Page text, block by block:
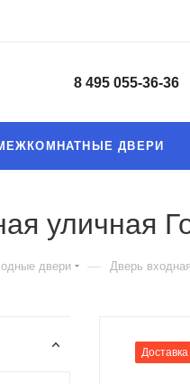
8 495 055-36-36
ДВЕРИ
уличная
двери — Дверь